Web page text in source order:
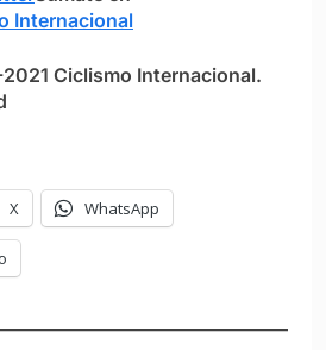
Internacional
Ciclismo Internacional.
X WhatsApp